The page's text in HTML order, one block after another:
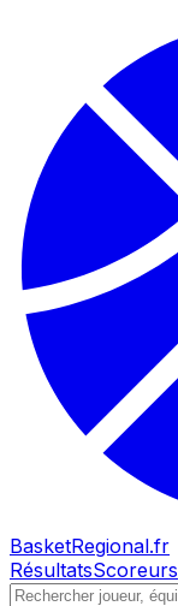
BasketRegional.fr
RésultatsScoreurs